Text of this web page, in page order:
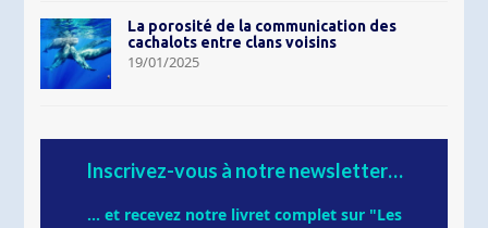
La porosité de la communication des
cachalots entre clans voisins
19/01/2025
Inscrivez-vous à notre newsletter…
... et recevez notre livret complet sur "Les